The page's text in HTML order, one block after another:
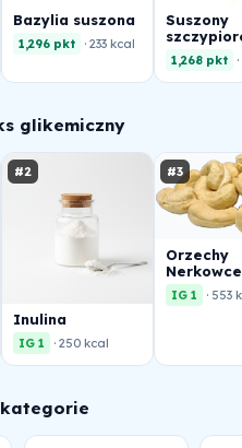
Bazylia suszona
1,296 pkt · 233 kcal
Suszony
1,268 pkt
glikemiczny
#2
Inulina
IG 1 · 250 kcal
#3
Orzechy
Nerkowce
IG 1 · 553